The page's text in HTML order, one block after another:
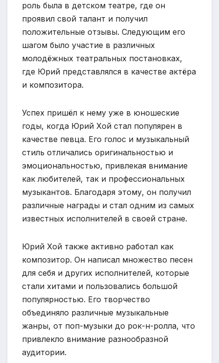
роль была в детском театре, где он
проявил свой талант и получил
положительные отзывы. Следующим его
шагом было участие в различных
молодёжных театральных постановках,
где Юрий представлялся в качестве актёра
и композитора.
Успех пришёл к нему уже в юношеские
годы, когда Юрий Хой стал популярен в
качестве певца. Его голос и музыкальный
стиль отличались оригинальностью и
эмоциональностью, привлекая внимание
как любителей, так и профессиональных
музыкантов. Благодаря этому, он получил
различные награды и стал одним из самых
известных исполнителей в своей стране.
Юрий Хой также активно работал как
композитор. Он написал множество песен
для себя и других исполнителей, которые
стали хитами и пользовались большой
популярностью. Его творчество
объединяло различные музыкальные
жанры, от поп-музыки до рок-н-ролла, что
привлекло внимание разнообразной
аудитории.